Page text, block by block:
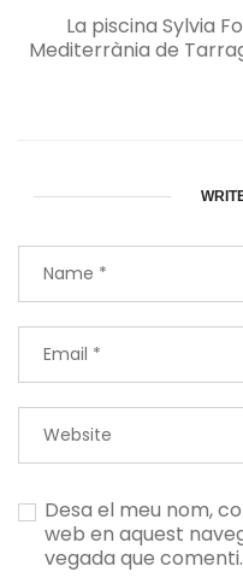
La piscina Sylvia
Mediterrània de
Desa el meu nom,
web en aquest
vegada que comenti.